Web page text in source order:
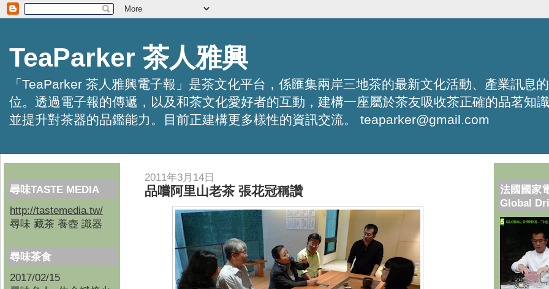
TeaParker 茶人雅興
「TeaParker 茶人雅興電子報」是茶文化平台，係匯集兩岸三地茶的最新文化活動、產業訊息
位。透過電子報的傳遞，以及和茶文化愛好者的互動，建構一座屬於茶友吸收茶正確的品茗知
並提升對茶器的品鑑能力。目前正建構更多樣性的資訊交流。 teaparker@gmail.com
尋味TASTE MEDIA
http://tastemedia.tw/
尋味 藏茶 養壺 識器
尋味茶食
2017/02/15
2011年3月14日
品嚐阿里山老茶 張花冠稱讚
法國國家
Global